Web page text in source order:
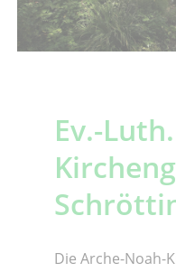
Ev.-Luth.
Die Arche-Noah-